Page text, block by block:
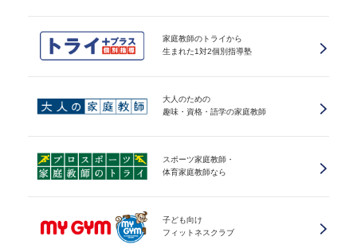
家庭教師のトライから
生まれた1対2個別指導塾
大人のための
趣味・資格・語学の家庭教師
スポーツ家庭教師・
体育家庭教師なら
子ども向け
フィットネスクラブ